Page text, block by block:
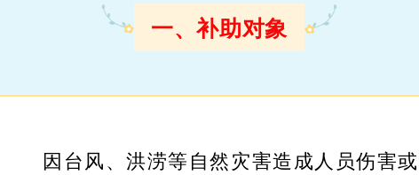
一、补助对象
因台风、洪涝等自然灾害造成人员伤害